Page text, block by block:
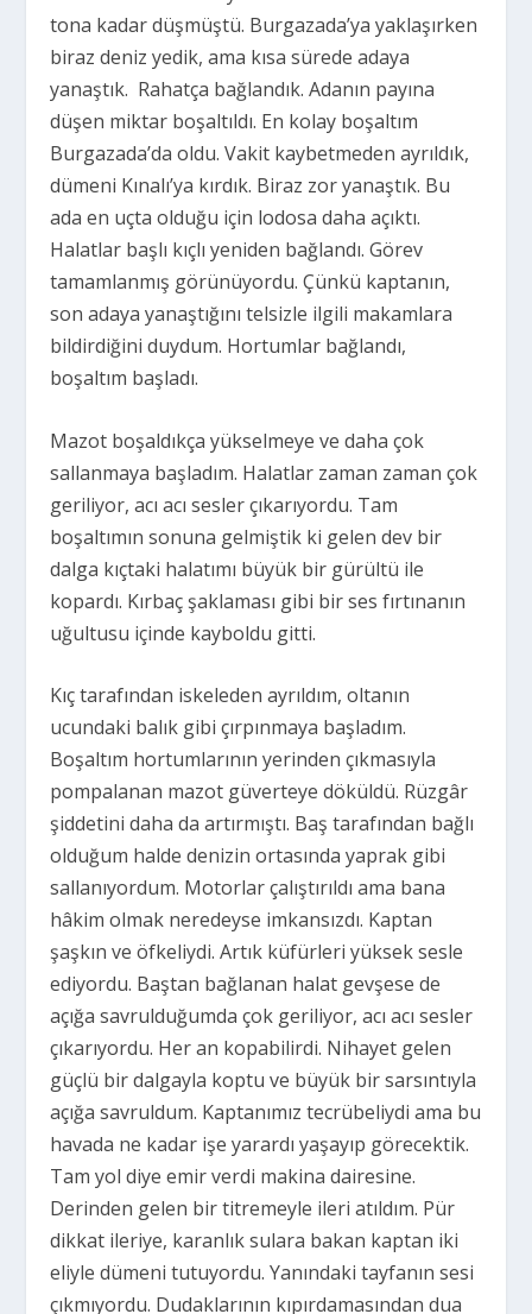
tona kadar düşmüştü. Burgazada’ya yaklaşırken
biraz deniz yedik, ama kısa sürede adaya
yanaştık. Rahatça bağlandık. Adanın payına
düşen miktar boşaltıldı. En kolay boşaltım
Burgazada’da oldu. Vakit kaybetmeden ayrıldık,
dümeni Kınalı’ya kırdık. Biraz zor yanaştık. Bu
ada en uçta olduğu için lodosa daha açıktı.
Halatlar başlı kıçlı yeniden bağlandı. Görev
tamamlanmış görünüyordu. Çünkü kaptanın,
son adaya yanaştığını telsizle ilgili makamlara
bildirdiğini duydum. Hortumlar bağlandı,
boşaltım başladı.
Mazot boşaldıkça yükselmeye ve daha çok
sallanmaya başladım. Halatlar zaman zaman çok
geriliyor, acı acı sesler çıkarıyordu. Tam
boşaltımın sonuna gelmiştik ki gelen dev bir
dalga kıçtaki halatımı büyük bir gürültü ile
kopardı. Kırbaç şaklaması gibi bir ses fırtınanın
uğultusu içinde kayboldu gitti.
Kıç tarafından iskeleden ayrıldım, oltanın
ucundaki balık gibi çırpınmaya başladım.
Boşaltım hortumlarının yerinden çıkmasıyla
pompalanan mazot güverteye döküldü. Rüzgâr
şiddetini daha da artırmıştı. Baş tarafından bağlı
olduğum halde denizin ortasında yaprak gibi
sallanıyordum. Motorlar çalıştırıldı ama bana
hâkim olmak neredeyse imkansızdı. Kaptan
şaşkın ve öfkeliydi. Artık küfürleri yüksek sesle
ediyordu. Baştan bağlanan halat gevşese de
açığa savrulduğumda çok geriliyor, acı acı sesler
çıkarıyordu. Her an kopabilirdi. Nihayet gelen
güçlü bir dalgayla koptu ve büyük bir sarsıntıyla
açığa savruldum. Kaptanımız tecrübeliydi ama bu
havada ne kadar işe yarardı yaşayıp görecektik.
Tam yol diye emir verdi makina dairesine.
Derinden gelen bir titremeyle ileri atıldım. Pür
dikkat ileriye, karanlık sulara bakan kaptan iki
eliyle dümeni tutuyordu. Yanındaki tayfanın sesi
çıkmıyordu. Dudaklarının kıpırdamasından dua